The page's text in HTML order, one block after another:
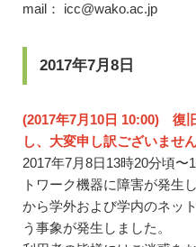
mail： icc@wako.ac.jp
2017年7月8日
(2017年7月10日 10:00) 復
し、大変申し訳ございませ
2017年7月8日13時20分頃〜
トワーク機器に障害が発生
から学外および学内のネッ
う事象が発生しました。